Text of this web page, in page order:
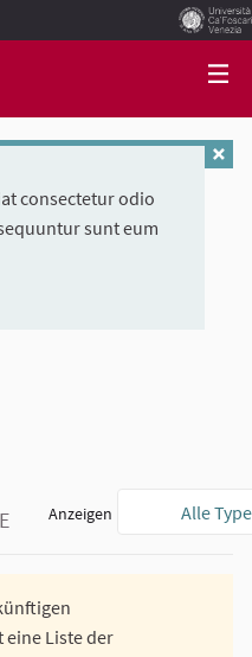
consectetur odio
sunt eum
Anzeigen Alle
eine Liste der